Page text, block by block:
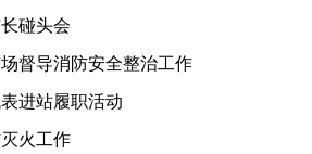
碰头会
督导消防安全整治工作
进站履职活动
火工作